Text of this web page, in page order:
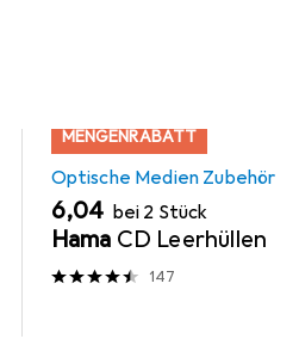
MENGENRABATT
Optische Medien Zubehör
EUR
6,04 bei 2 Stück
Hama CD Leerhüllen
147